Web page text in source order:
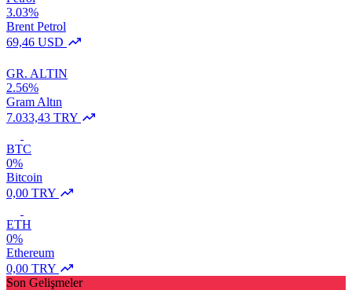
3.03%
Brent Petrol
69,46 USD
GR. ALTIN
2.56%
Gram Altın
7.033,43 TRY
BTC
0%
Bitcoin
0,00 TRY
ETH
0%
Ethereum
0,00 TRY
Son Gelişmeler